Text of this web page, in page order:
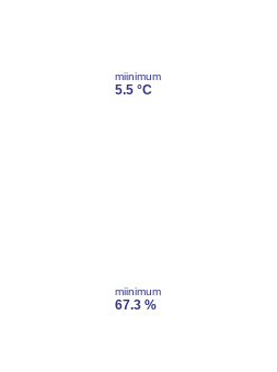
miinimum
5.5 °C
miinimum
67.3 %